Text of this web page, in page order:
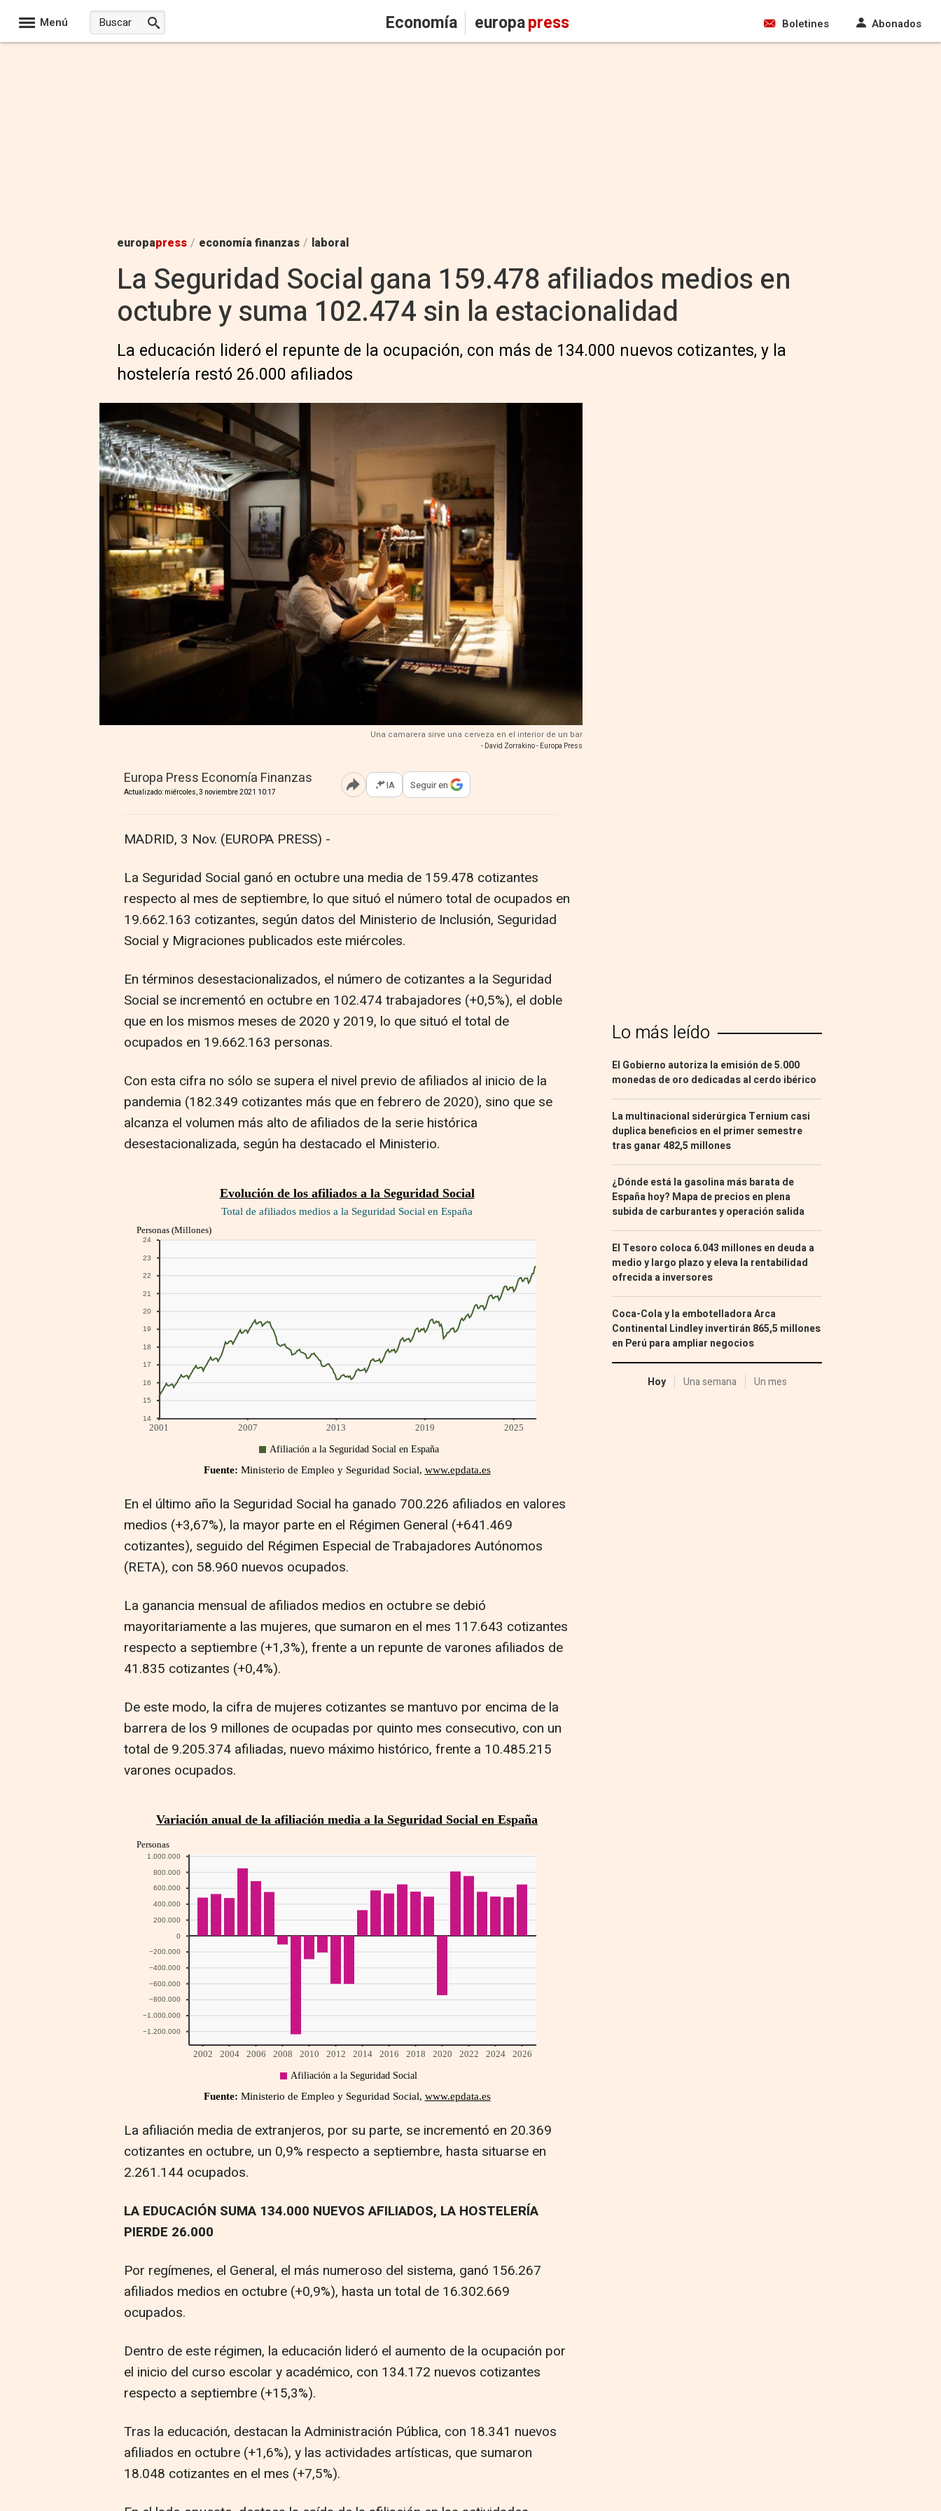
Menú Economía europapress Boletines Abonados
europapress / economía finanzas / laboral
La Seguridad Social gana 159.478 afiliados medios en
octubre y suma 102.474 sin la estacionalidad
La educación lideró el repunte de la ocupación, con más de 134.000 nuevos cotizantes, y la
hostelería restó 26.000 afiliados
Una camarera sirve una cerveza en el interior de un bar
- David Zorrakino - Europa Press
Europa Press Economía Finanzas
Actualizado: miércoles, 3 noviembre 2021 10:17 Abrir opciones para compartir
IA Seguir en
MADRID, 3 Nov. (EUROPA PRESS) -
La Seguridad Social ganó en octubre una media de 159.478 cotizantes
respecto al mes de septiembre, lo que situó el número total de ocupados en
19.662.163 cotizantes, según datos del Ministerio de Inclusión, Seguridad
Social y Migraciones publicados este miércoles.
En términos desestacionalizados, el número de cotizantes a la Seguridad
Social se incrementó en octubre en 102.474 trabajadores (+0,5%), el doble
que en los mismos meses de 2020 y 2019, lo que situó el total de
ocupados en 19.662.163 personas.
Con esta cifra no sólo se supera el nivel previo de afiliados al inicio de la
pandemia (182.349 cotizantes más que en febrero de 2020), sino que se
alcanza el volumen más alto de afiliados de la serie histórica
desestacionalizada, según ha destacado el Ministerio.
En el último año la Seguridad Social ha ganado 700.226 afiliados en valores
medios (+3,67%), la mayor parte en el Régimen General (+641.469
cotizantes), seguido del Régimen Especial de Trabajadores Autónomos
(RETA), con 58.960 nuevos ocupados.
La ganancia mensual de afiliados medios en octubre se debió
mayoritariamente a las mujeres, que sumaron en el mes 117.643 cotizantes
respecto a septiembre (+1,3%), frente a un repunte de varones afiliados de
41.835 cotizantes (+0,4%).
De este modo, la cifra de mujeres cotizantes se mantuvo por encima de la
barrera de los 9 millones de ocupadas por quinto mes consecutivo, con un
total de 9.205.374 afiliadas, nuevo máximo histórico, frente a 10.485.215
varones ocupados.
La afiliación media de extranjeros, por su parte, se incrementó en 20.369
cotizantes en octubre, un 0,9% respecto a septiembre, hasta situarse en
2.261.144 ocupados.
LA EDUCACIÓN SUMA 134.000 NUEVOS AFILIADOS, LA HOSTELERÍA
PIERDE 26.000
Por regímenes, el General, el más numeroso del sistema, ganó 156.267
afiliados medios en octubre (+0,9%), hasta un total de 16.302.669
ocupados.
Dentro de este régimen, la educación lideró el aumento de la ocupación por
el inicio del curso escolar y académico, con 134.172 nuevos cotizantes
respecto a septiembre (+15,3%).
Tras la educación, destacan la Administración Pública, con 18.341 nuevos
afiliados en octubre (+1,6%), y las actividades artísticas, que sumaron
18.048 cotizantes en el mes (+7,5%).
Lo más leído
El Gobierno autoriza la emisión de 5.000
monedas de oro dedicadas al cerdo ibérico
La multinacional siderúrgica Ternium casi
duplica beneficios en el primer semestre
tras ganar 482,5 millones
¿Dónde está la gasolina más barata de
España hoy? Mapa de precios en plena
subida de carburantes y operación salida
El Tesoro coloca 6.043 millones en deuda a
medio y largo plazo y eleva la rentabilidad
ofrecida a inversores
Coca-Cola y la embotelladora Arca
Continental Lindley invertirán 865,5 millones
en Perú para ampliar negocios
Hoy Una semana Un mes